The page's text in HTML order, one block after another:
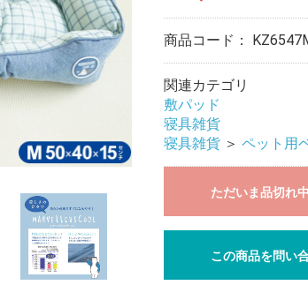
商品コード：
関連カテゴリ
敷パッド
寝具雑貨
寝具雑貨 ＞ ペット用
ただいま品切れ中
この商品を問い